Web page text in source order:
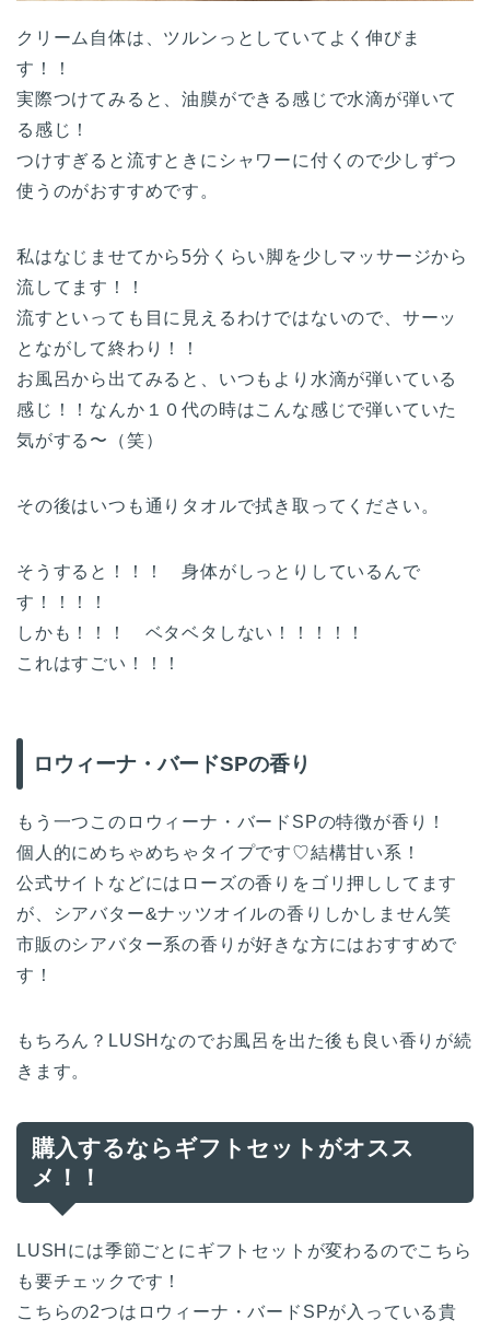
クリーム自体は、ツルンっとしていてよく伸びま
す！！
実際つけてみると、油膜ができる感じで水滴が弾いて
る感じ！
つけすぎると流すときにシャワーに付くので少しずつ
使うのがおすすめです。
私はなじませてから5分くらい脚を少しマッサージから
流してます！！
流すといっても目に見えるわけではないので、サーッ
とながして終わり！！
お風呂から出てみると、いつもより水滴が弾いている
感じ！！なんか１０代の時はこんな感じで弾いていた
気がする〜（笑）
その後はいつも通りタオルで拭き取ってください。
そうすると！！！ 身体がしっとりしているんで
す！！！！
しかも！！！ ベタベタしない！！！！！
これはすごい！！！
ロウィーナ・バードSPの香り
もう一つこのロウィーナ・バードSPの特徴が香り！
個人的にめちゃめちゃタイプです♡結構甘い系！
公式サイトなどにはローズの香りをゴリ押ししてます
が、シアバター&ナッツオイルの香りしかしません笑
市販のシアバター系の香りが好きな方にはおすすめで
す！
もちろん？LUSHなのでお風呂を出た後も良い香りが続
きます。
購入するならギフトセットがオスス
メ！！
LUSHには季節ごとにギフトセットが変わるのでこちら
も要チェックです！
こちらの2つはロウィーナ・バードSPが入っている貴